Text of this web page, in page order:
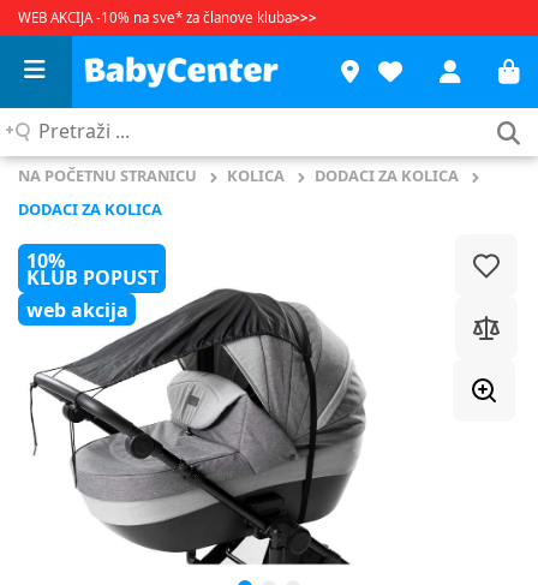
WEB AKCIJA -10% na sve* za članove kluba>>>
Pretraži
NA POČETNU STRANICU KOLICA
DODACI ZA KOLICA
DODACI ZA KOLICA
10%
KLUB POPUST
web akcija